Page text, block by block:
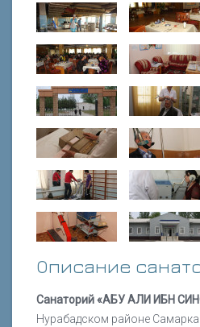
Описание
Санаторий «АБУ АЛИ ИБН
Нурабадском районе